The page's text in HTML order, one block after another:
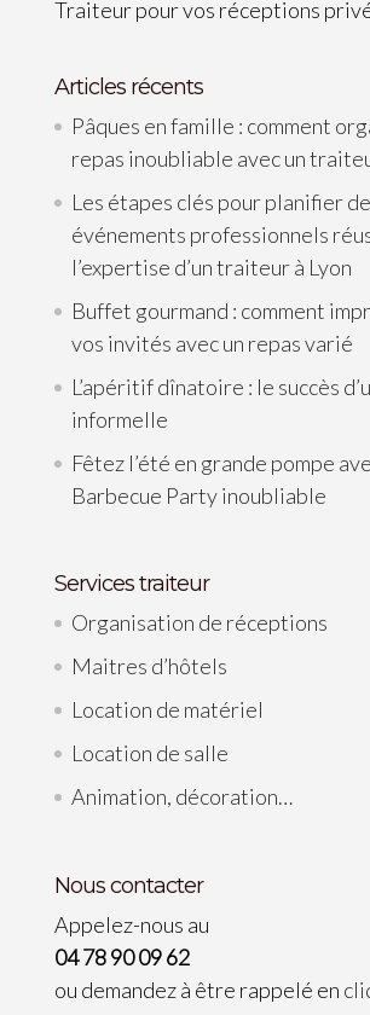
Traiteur pour vos réceptions
Articles récents
Pâques en famille : comment
repas inoubliable avec un
Les étapes clés pour planifier
événements professionnels
l’expertise d’un traiteur à Lyon
Buffet gourmand : comment
vos invités avec un repas varié
L’apéritif dînatoire : le succès
informelle
Fêtez l’été en grande pompe
Barbecue Party inoubliable
Services traiteur
Organisation de réceptions
Maitres d’hôtels
Location de matériel
Location de salle
Animation, décoration…
Nous contacter
Appelez-nous au
04 78 90 09 62
ou demandez à être rappelé en